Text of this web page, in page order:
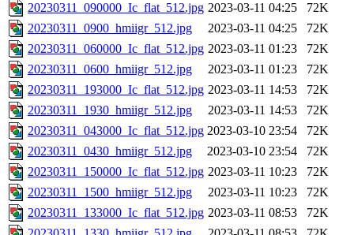
20230311_090000_Ic_flat_512.jpg 2023-03-11 04:25
72K
20230311_0900_hmiigr_512.jpg
2023-03-11 04:25
72K
20230311_060000_Ic_flat_512.jpg 2023-03-11 01:23
72K
20230311_0600_hmiigr_512.jpg
2023-03-11 01:23
72K
20230311_193000_Ic_flat_512.jpg 2023-03-11 14:53
72K
20230311_1930_hmiigr_512.jpg
2023-03-11 14:53
72K
20230311_043000_Ic_flat_512.jpg 2023-03-10 23:54
72K
20230311_0430_hmiigr_512.jpg
2023-03-10 23:54
72K
20230311_150000_Ic_flat_512.jpg 2023-03-11 10:23
72K
20230311_1500_hmiigr_512.jpg
2023-03-11 10:23
72K
20230311_133000_Ic_flat_512.jpg 2023-03-11 08:53
72K